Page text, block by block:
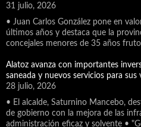
31 julio, 2026
• Juan Carlos González pone en
últimos años y destaca que la
concejales menores de 35 años
Alatoz avanza con importantes
saneada y nuevos servicios para sus
28 julio, 2026
• El alcalde, Saturnino Mancebo,
de gobierno con la mejora de las
administración eficaz y solvente •